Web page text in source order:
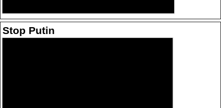
Stop Putin